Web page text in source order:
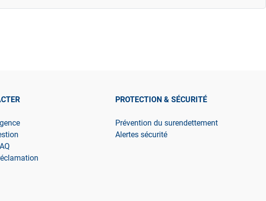
PROTECTION & SÉCURITÉ
Prévention du surendettement
Alertes sécurité